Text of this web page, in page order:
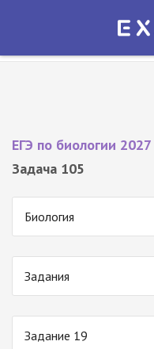
Экзамер —
ЕГЭ по биологии 2027
Задача 105
Биология
Задания
Задание 19